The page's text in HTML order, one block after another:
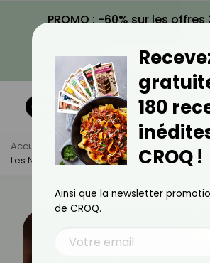
PROMO : -60% sur les
VOIR LA PROMO
Accueil Actus
Minceur
Les Noix De Macadamia Sont-Elles
180
CROQ !
Ainsi que la newsletter
de CROQ.